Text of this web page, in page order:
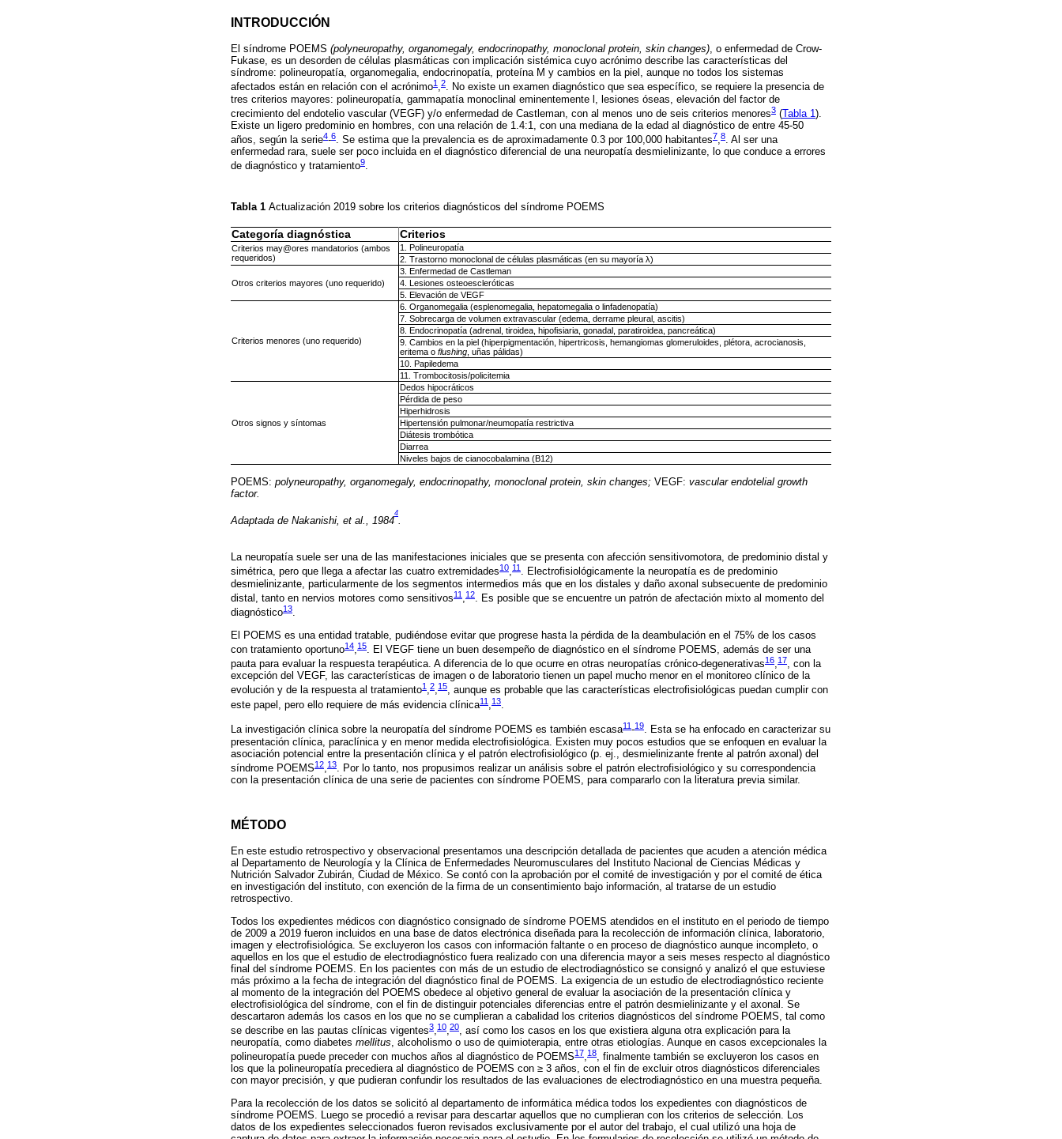
INTRODUCCIÓN
El síndrome POEMS (polyneuropathy, organomegaly, endocrinopathy, monoclonal protein, skin changes), o enfermedad de Crow-
Fukase, es un desorden de células plasmáticas con implicación sistémica cuyo acrónimo describe las características del
síndrome: polineuropatía, organomegalia, endocrinopatía, proteína M y cambios en la piel, aunque no todos los sistemas
afectados están en relación con el acrónimo1 ,2. No existe un examen diagnóstico que sea específico, se requiere la presencia de
tres criterios mayores: polineuropatía, gammapatía monoclinal eminentemente l, lesiones óseas, elevación del factor de
crecimiento del endotelio vascular (VEGF) y/o enfermedad de Castleman, con al menos uno de seis criterios menores3 (Tabla 1).
Existe un ligero predominio en hombres, con una relación de 1.4:1, con una mediana de la edad al diagnóstico de entre 45-50
años, según la serie4-6. Se estima que la prevalencia es de aproximadamente 0.3 por 100,000 habitantes7,8. Al ser una
enfermedad rara, suele ser poco incluida en el diagnóstico diferencial de una neuropatía desmielinizante, lo que conduce a errores
de diagnóstico y tratamiento9.
Tabla 1 Actualización 2019 sobre los criterios diagnósticos del síndrome POEMS
Categoría diagnóstica Criterios
Criterios may@ores mandatorios (ambos
requeridos)
1. Polineuropatía
2. Trastorno monoclonal de células plasmáticas (en su mayoría λ)
Otros criterios mayores (uno requerido)
3. Enfermedad de Castleman
4. Lesiones osteoescleróticas
5. Elevación de VEGF
Criterios menores (uno requerido)
6. Organomegalia (esplenomegalia, hepatomegalia o linfadenopatía)
7. Sobrecarga de volumen extravascular (edema, derrame pleural, ascitis)
8. Endocrinopatía (adrenal, tiroidea, hipofisiaria, gonadal, paratiroidea, pancreática)
9. Cambios en la piel (hiperpigmentación, hipertricosis, hemangiomas glomeruloides, plétora, acrocianosis,
eritema o flushing, uñas pálidas)
10. Papiledema
11. Trombocitosis/policitemia
Otros signos y síntomas
Dedos hipocráticos
Pérdida de peso
Hiperhidrosis
Hipertensión pulmonar/neumopatía restrictiva
Diátesis trombótica
Diarrea
Niveles bajos de cianocobalamina (B12)
POEMS: polyneuropathy, organomegaly, endocrinopathy, monoclonal protein, skin changes; VEGF: vascular endotelial growth
factor.
Adaptada de Nakanishi, et al., 1984
4
La neuropatía suele ser una de las manifestaciones iniciales que se presenta con afección sensitivomotora, de predominio distal y
simétrica, pero que llega a afectar las cuatro extremidades10,11 . Electrofisiológicamente la neuropatía es de predominio
desmielinizante, particularmente de los segmentos intermedios más que en los distales y daño axonal subsecuente de predominio
distal, tanto en nervios motores como sensitivos11 12
. Es posible que se encuentre un patrón de afectación mixto al momento del
diagnóstico13.
El POEMS es una entidad tratable, pudiéndose evitar que progrese hasta la pérdida de la deambulación en el 75% de los casos
con tratamiento oportuno14 15
. El VEGF tiene un buen desempeño de diagnóstico en el síndrome POEMS, además de ser una
pauta para evaluar la respuesta terapéutica. A diferencia de lo que ocurre en otras neuropatías crónico-degenerativas16,17, con la
excepción del VEGF, las características de imagen o de laboratorio tienen un papel mucho menor en el monitoreo clínico de la
evolución y de la respuesta al tratamiento1 ,2,15, aunque es probable que las características electrofisiológicas puedan cumplir con
este papel, pero ello requiere de más evidencia clínica11 ,13.
La investigación clínica sobre la neuropatía del síndrome POEMS es también escasa11 -19. Esta se ha enfocado en caracterizar su
presentación clínica, paraclínica y en menor medida electrofisiológica. Existen muy pocos estudios que se enfoquen en evaluar la
asociación potencial entre la presentación clínica y el patrón electrofisiológico (p. ej., desmielinizante frente al patrón axonal) del
síndrome POEMS12,13. Por lo tanto, nos propusimos realizar un análisis sobre el patrón electrofisiológico y su correspondencia
con la presentación clínica de una serie de pacientes con síndrome POEMS, para compararlo con la literatura previa similar.
MÉTODO
En este estudio retrospectivo y observacional presentamos una descripción detallada de pacientes que acuden a atención médica
al Departamento de Neurología y la Clínica de Enfermedades Neuromusculares del Instituto Nacional de Ciencias Médicas y
Nutrición Salvador Zubirán, Ciudad de México. Se contó con la aprobación por el comité de investigación y por el comité de ética
en investigación del instituto, con exención de la firma de un consentimiento bajo información, al tratarse de un estudio
retrospectivo.
Todos los expedientes médicos con diagnóstico consignado de síndrome POEMS atendidos en el instituto en el periodo de tiempo
de 2009 a 2019 fueron incluidos en una base de datos electrónica diseñada para la recolección de información clínica, laboratorio,
imagen y electrofisiológica. Se excluyeron los casos con información faltante o en proceso de diagnóstico aunque incompleto, o
aquellos en los que el estudio de electrodiagnóstico fuera realizado con una diferencia mayor a seis meses respecto al diagnóstico
final del síndrome POEMS. En los pacientes con más de un estudio de electrodiagnóstico se consignó y analizó el que estuviese
más próximo a la fecha de integración del diagnóstico final de POEMS. La exigencia de un estudio de electrodiagnóstico reciente
al momento de la integración del POEMS obedece al objetivo general de evaluar la asociación de la presentación clínica y
electrofisiológica del síndrome, con el fin de distinguir potenciales diferencias entre el patrón desmielinizante y el axonal. Se
descartaron además los casos en los que no se cumplieran a cabalidad los criterios diagnósticos del síndrome POEMS, tal como
se describe en las pautas clínicas vigentes3 10 20
, así como los casos en los que existiera alguna otra explicación para la
neuropatía, como diabetes mellitus , alcoholismo o uso de quimioterapia, entre otras etiologías. Aunque en casos excepcionales la
polineuropatía puede preceder con muchos años al diagnóstico de POEMS17,18, finalmente también se excluyeron los casos en
los que la polineuropatía precediera al diagnóstico de POEMS con ≥ 3 años, con el fin de excluir otros diagnósticos diferenciales
con mayor precisión, y que pudieran confundir los resultados de las evaluaciones de electrodiagnóstico en una muestra pequeña.
Para la recolección de los datos se solicitó al departamento de informática médica todos los expedientes con diagnósticos de
síndrome POEMS. Luego se procedió a revisar para descartar aquellos que no cumplieran con los criterios de selección. Los
datos de los expedientes seleccionados fueron revisados exclusivamente por el autor del trabajo, el cual utilizó una hoja de